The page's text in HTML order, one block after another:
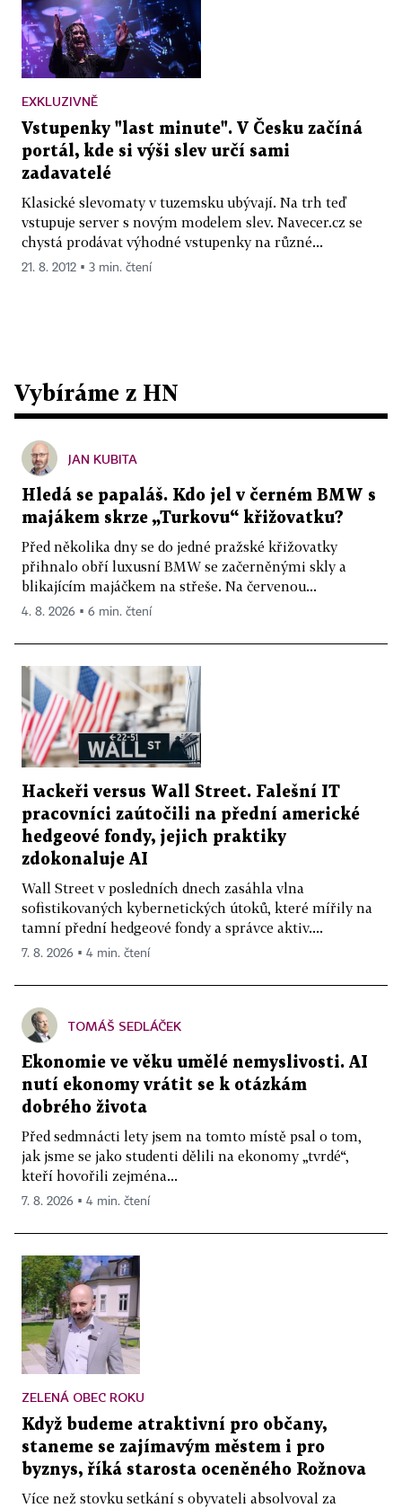
EXKLUZIVNĚ
Vstupenky "last minute". V Česku začíná
portál, kde si výši slev určí sami
zadavatelé
Klasické slevomaty v tuzemsku ubývají. Na trh teď
vstupuje server s novým modelem slev. Navecer.cz se
chystá prodávat výhodné vstupenky na různé...
21. 8. 2012 ▪ 3 min. čtení
Vybíráme z HN
JAN KUBITA
Hledá se papaláš. Kdo jel v černém BMW s
majákem skrze „Turkovu“ křižovatku?
Před několika dny se do jedné pražské křižovatky
přihnalo obří luxusní BMW se začerněnými skly a
blikajícím majáčkem na střeše. Na červenou...
4. 8. 2026 ▪ 6 min. čtení
Hackeři versus Wall Street. Falešní IT
pracovníci zaútočili na přední americké
hedgeové fondy, jejich praktiky
zdokonaluje AI
Wall Street v posledních dnech zasáhla vlna
sofistikovaných kybernetických útoků, které mířily na
tamní přední hedgeové fondy a správce aktiv....
7. 8. 2026 ▪ 4 min. čtení
TOMÁŠ SEDLÁČEK
Ekonomie ve věku umělé nemyslivosti. AI
nutí ekonomy vrátit se k otázkám
dobrého života
Před sedmnácti lety jsem na tomto místě psal o tom,
jak jsme se jako studenti dělili na ekonomy „tvrdé“,
kteří hovořili zejména...
7. 8. 2026 ▪ 4 min. čtení
ZELENÁ OBEC ROKU
Když budeme atraktivní pro občany,
staneme se zajímavým městem i pro
byznys, říká starosta oceněného Rožnova
Více než stovku setkání s obyvateli absolvoval za